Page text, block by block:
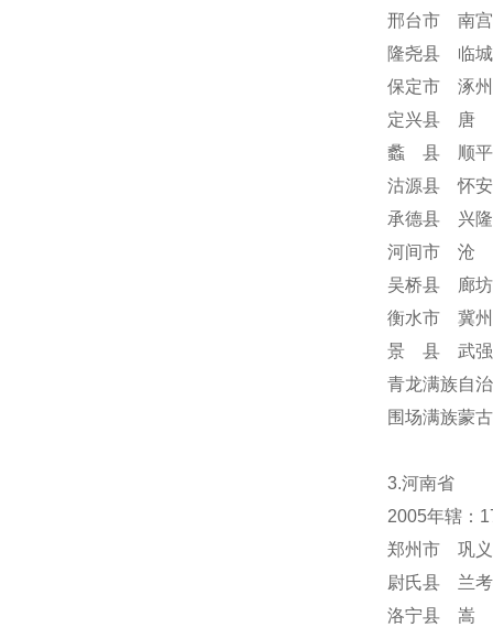
邢台市 南
隆尧县 临
保定市 涿
定兴县 唐
蠡 县 顺
沽源县 怀
承德县 兴
河间市 沧
吴桥县 廊
衡水市 冀
景 县 武强
青龙满族自
围场满族蒙
3.河南省
2005年辖：
郑州市 巩
尉氏县 兰
洛宁县 嵩